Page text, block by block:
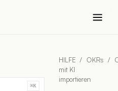
⌘K
HILFE / OKRs /
mit KI
importieren